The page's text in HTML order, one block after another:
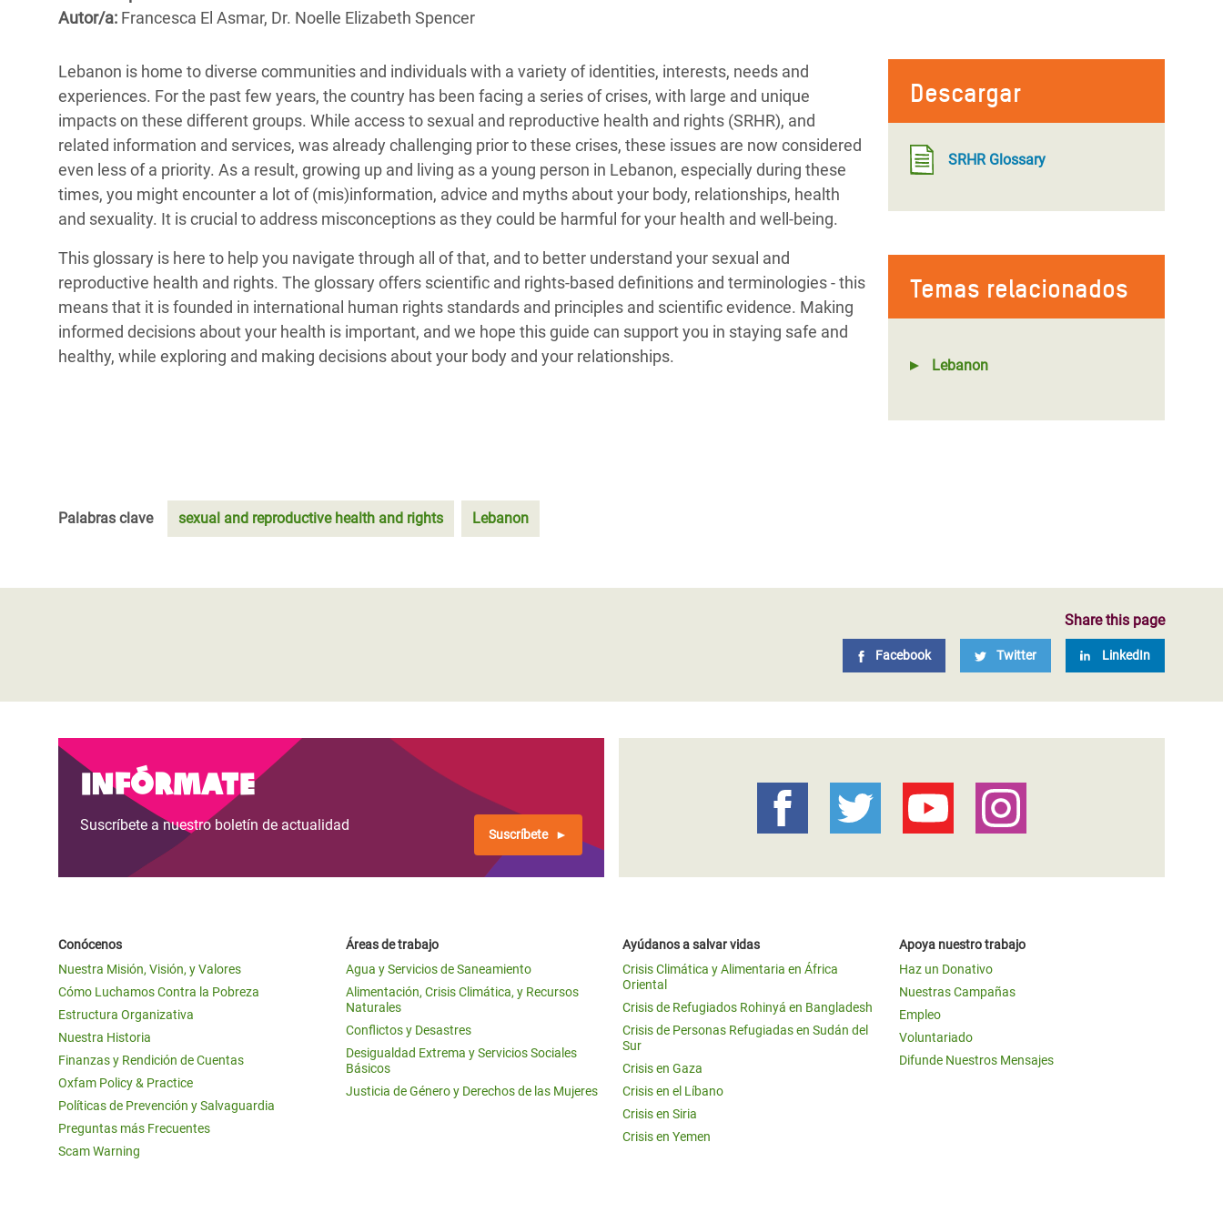
Desigualdad Extrema y
Servicios Sociales Básicos
Inequality and Rights in a
Digital Age
Gender, Rights, and Justice
Crisis Climática y Alimentaria
Crisis de Personas Refugiadas
en Sudán del Sur
Crisis de Refugiados Rohinyá
en Bangladesh
Crisis en Siria
#ActuaPorElClima
se Oculta tras los Alimentos
¡Basta! Acabemos con las violencias contra
mujeres y niñas
ayuda
la
navegación
Autor/a: Francesca El Asmar, Dr. Noelle Elizabeth Spencer
Descargar
SRHR Glossary
Temas relacionados
Lebanon
Lebanon is home to diverse communities and individuals with a variety of identities, interests, needs and
experiences. For the past few years, the country has been facing a series of crises, with large and unique
impacts on these different groups. While access to sexual and reproductive health and rights (SRHR), and
related information and services, was already challenging prior to these crises, these issues are now considered
even less of a priority. As a result, growing up and living as a young person in Lebanon, especially during these
times, you might encounter a lot of (mis)information, advice and myths about your body, relationships, health
and sexuality. It is crucial to address misconceptions as they could be harmful for your health and well-being.
This glossary is here to help you navigate through all of that, and to better understand your sexual and
reproductive health and rights. The glossary offers scientific and rights-based definitions and terminologies - this
means that it is founded in international human rights standards and principles and scientific evidence. Making
informed decisions about your health is important, and we hope this guide can support you in staying safe and
healthy, while exploring and making decisions about your body and your relationships.
Palabras clave sexual and reproductive health and rights Lebanon
Share this page
Facebook Twitter LinkedIn
Infórmate
Suscríbete a nuestro boletín de actualidad
Suscríbete
Conócenos
Nuestra Misión, Visión, y Valores
Cómo Luchamos Contra la Pobreza
Estructura Organizativa
Nuestra Historia
Finanzas y Rendición de Cuentas
Oxfam Policy & Practice
Políticas de Prevención y Salvaguardia
Preguntas más Frecuentes
Scam Warning
Áreas de trabajo
Agua y Servicios de Saneamiento
Alimentación, Crisis Climática, y Recursos
Naturales
Conflictos y Desastres
Desigualdad Extrema y Servicios Sociales
Básicos
Justicia de Género y Derechos de las Mujeres
Ayúdanos a salvar vidas
Crisis Climática y Alimentaria en África
Oriental
Crisis de Refugiados Rohinyá en Bangladesh
Crisis de Personas Refugiadas en Sudán del
Sur
Crisis en Gaza
Crisis en el Líbano
Crisis en Siria
Crisis en Yemen
Apoya nuestro trabajo
Haz un Donativo
Nuestras Campañas
Empleo
Voluntariado
Difunde Nuestros Mensajes